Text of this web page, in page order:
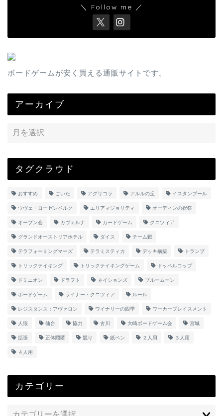
＼ Follow me ／
ボードゲームが安く買える通販サイトです。
アーカイブ
タグクラウド
おすすめ ごいた アグリコラ アルルの丘 イスタンブール
ウヴェ・ローゼンベルク エリアマジョリティ オーディンの祝祭
オープン会 カヴェルナ カードゲーム クニツィア
グランドオーストリアホテル ダイス チーム戦
テラフォーミングマーズ テラミスティカ デッキ構築 トランプ
トリックテイキング トリックテイキングゲーム ドッペルコップ
ドミニオン ドラフト ネイションズ ブルームーン
ボードゲーム ライナー・クニツィア ルール
レジスタンス：アヴァロン ワイナリーの四季 ワーカープレイスメント
人狼 仙台 協力 古川 大崎ボードゲーム会 宮城
拡張 正体隠匿 競り 紙ペン ２人用 ３人用
４人用
カテゴリー